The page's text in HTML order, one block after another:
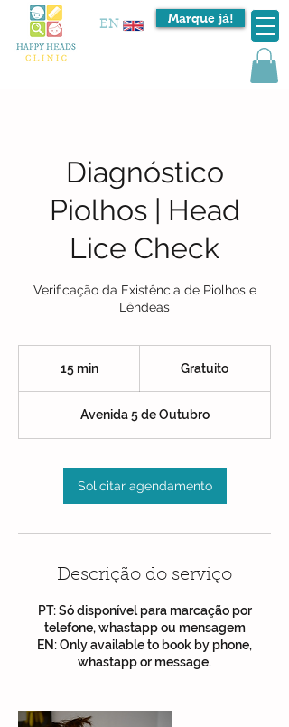
Marque já!
EN
Diagnóstico
Piolhos | Head
Lice Check
Verificação da Existência de Piolhos e
Lêndeas
15 min1
i
n
Gratuito
Avenida 5 de Outubro
Solicitar agendamento
Descrição do serviço
PT: Só disponível para marcação por
telefone, whastapp ou mensagem
EN: Only available to book by phone,
whastapp or message.